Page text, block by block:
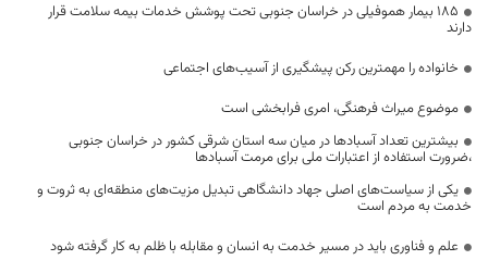
۱۸۵ بیمار هموفیلی در خراسان جنوبی تحت پوشش خدمات بیمه سلامت قرار
دارند
خانواده را مهمترین رکن پیشگیری از آسیب‌های اجتماعی
موضوع میراث فرهنگی، امری فرابخشی است
بیشترین تعداد آسبادها در میان سه استان شرقی کشور در خراسان جنوبی
،ضرورت استفاده از اعتبارات ملی برای مرمت آسبادها
یکی از سیاست‌های اصلی جهاد دانشگاهی تبدیل مزیت‌های منطقه‌ای به ثروت و
خدمت به مردم است
علم و فناوری باید در مسیر خدمت به انسان و مقابله با ظلم به کار گرفته شود